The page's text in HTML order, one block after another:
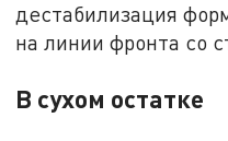
дестабилизация
на линии фронта со
В сухом остатке